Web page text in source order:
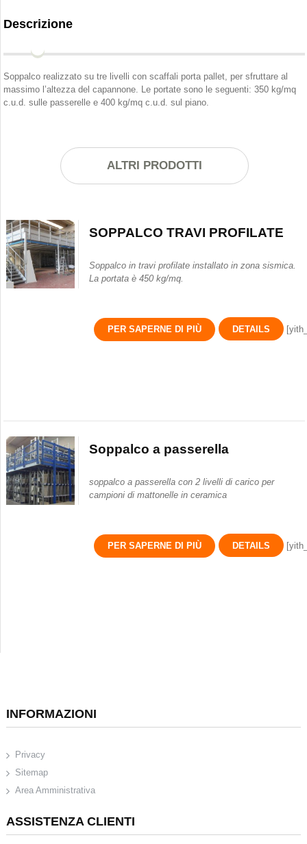
Descrizione
Soppalco realizzato su tre livelli con scaffali porta pallet, per sfruttare al
massimo l’altezza del capannone. Le portate sono le seguenti: 350 kg/mq
c.u.d. sulle passerelle e 400 kg/mq c.u.d. sul piano.
ALTRI PRODOTTI
SOPPALCO TRAVI PROFILATE
Soppalco in travi profilate installato in zona sismica.
La portata è 450 kg/mq.
PER SAPERNE DI PIÙ DETAILS
Soppalco a passerella
soppalco a passerella con 2 livelli di carico per
campioni di mattonelle in ceramica
PER SAPERNE DI PIÙ DETAILS
INFORMAZIONI
Privacy
Sitemap
Area Amministrativa
ASSISTENZA CLIENTI